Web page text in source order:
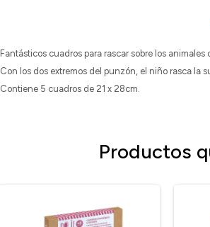
Fantásticos cuadros para rascar sobre los
Con los dos extremos del punzón, el niño rasca la
Contiene 5 cuadros de 21 x 28cm.
Productos